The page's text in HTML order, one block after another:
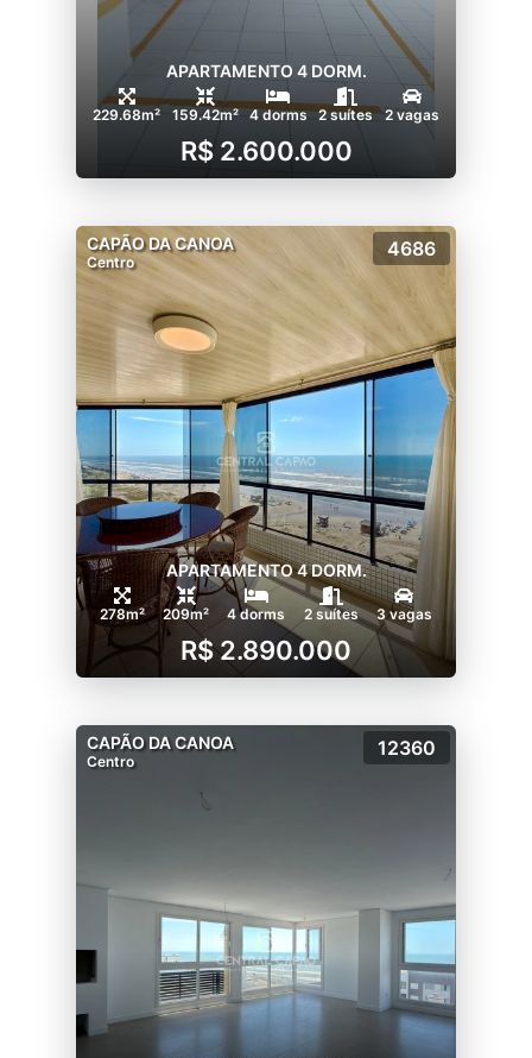
APARTAMENTO 4 DORM.
229.68m² 159.42m² 4 dorms 2 suítes 2 vagas
R$ 2.600.000
CAPÃO DA CANOA
Centro
4686
APARTAMENTO 4 DORM.
278m² 209m² 4 dorms 2 suítes 3 vagas
R$ 2.890.000
CAPÃO DA CANOA
Centro
12360